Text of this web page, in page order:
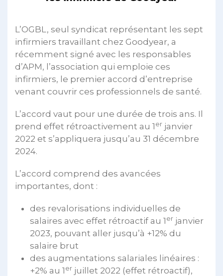
L’OGBL, seul syndicat représentant les sept
infirmiers travaillant chez Goodyear, a
récemment signé avec les responsables
d’APM, l’association qui emploie ces
infirmiers, le premier accord d’entreprise
venant couvrir ces professionnels de santé.
L’accord vaut pour une durée de trois ans. Il
prend effet rétroactivement au 1 er janvier
2022 et s’appliquera jusqu’au 31 décembre
2024.
L’accord comprend des avancées
importantes, dont :
des revalorisations individuelles de
salaires avec effet rétroactif au 1 er janvier
2023, pouvant aller jusqu’à +12% du
salaire brut
des augmentations salariales linéaires :
+2% au 1 er juillet 2022 (effet rétroactif),